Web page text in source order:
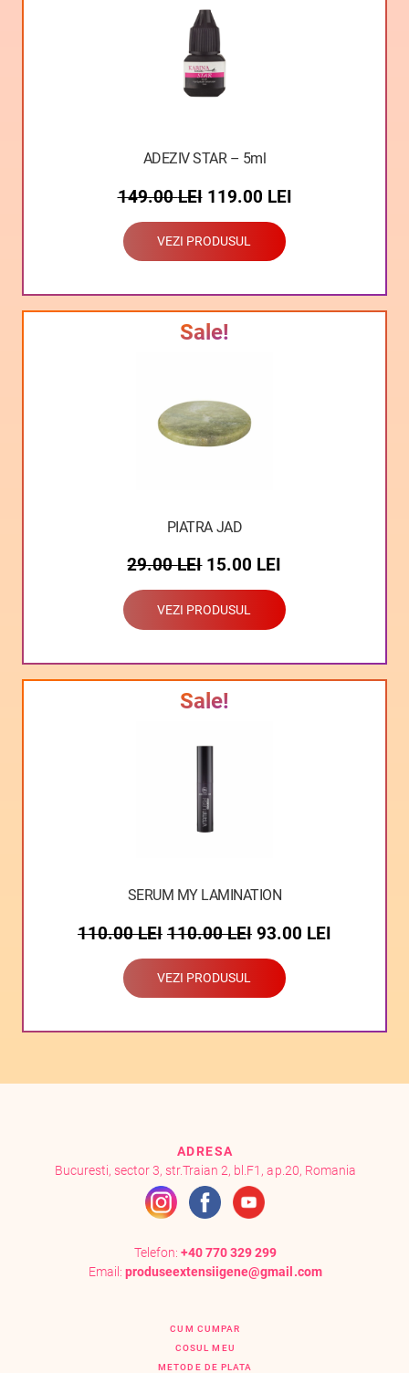
ADEZIV STAR – 5ml
149.00LEI 119.00 LEI
VEZI PRODUSUL
Sale!
PIATRA JAD
29.00LEI 15.00 LEI
VEZI PRODUSUL
Sale!
SERUM MY LAMINATION
110.00LEI 110.00LEI 93.00 LEI
VEZI PRODUSUL
ADRESA
Bucuresti, sector 3, str.Traian 2, bl.F1, ap.20, Romania
Telefon: +40 770 329 299
Email:produseextensiigene@gmail.com
CUM CUMPAR
COSUL MEU
METODE DE PLATA